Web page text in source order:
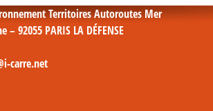
Territoires Autoroutes Mer
– 92055 PARIS LA DÉFENSE
carre.net